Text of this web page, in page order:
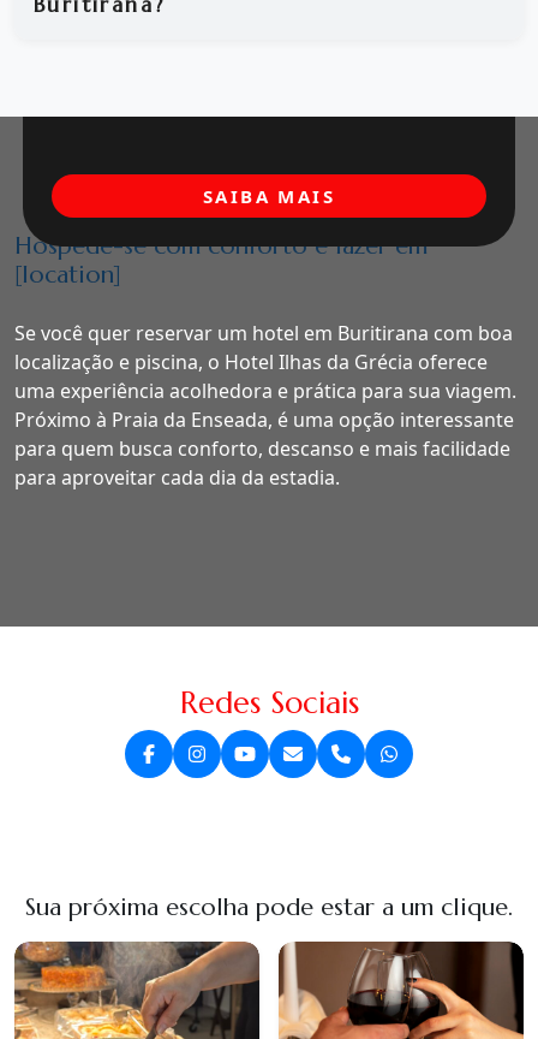
Hospede-se com conforto e lazer em
[location]
Se você quer reservar um hotel em Buritirana com boa
localização e piscina, o Hotel Ilhas da Grécia oferece
uma experiência acolhedora e prática para sua viagem.
Próximo à Praia da Enseada, é uma opção interessante
para quem busca conforto, descanso e mais facilidade
para aproveitar cada dia da estadia.
SAIBA MAIS
Redes Sociais
Sua próxima escolha pode estar a um clique.